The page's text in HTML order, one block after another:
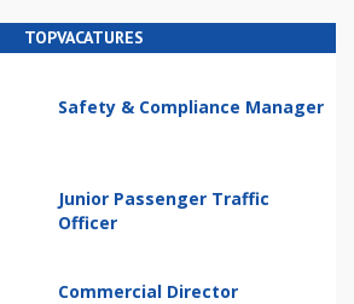
TOPVACATURES
Safety & Compliance Manager
Junior Passenger Traffic
Officer
Commercial Director